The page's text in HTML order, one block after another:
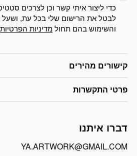
קישורים מהירים
פרטי התקשרות
דברו איתנו
YA.ARTWORK@GMAIL.COM
כדי ליצור איתי קשר וכן לצרכים
לבטל את הרישום שלי בכל עת,
והשימוש בהם תחולמדיניות הפרטיות